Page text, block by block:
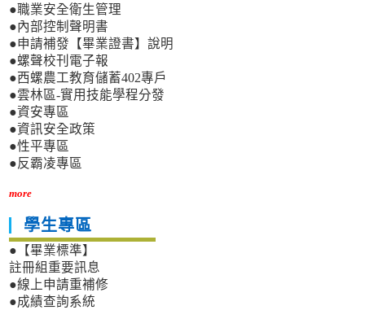
●職業安全衛生管理
●內部控制聲明書
●申請補發【畢業證書】說明
●螺聲校刊電子報
●西螺農工教育儲蓄402專戶
●雲林區-實用技能學程分發
●資安專區
●資訊安全政策
●性平專區
●反霸凌專區
more
學生專區
●【畢業標準】
註冊組重要訊息
●線上申請重補修
●成績查詢系統